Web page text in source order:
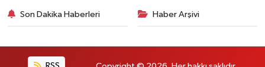
Son Dakika Haberleri Haber Arşivi